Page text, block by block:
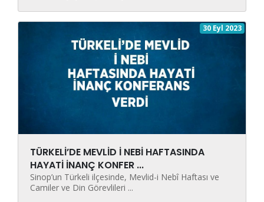
30 Eyl 2023
TÜRKELİ’DE MEVLİD İ NEBİ HAFTASINDA
HAYATİ İNANÇ KONFER ...
Sinop’un Türkeli ilçesinde, Mevlid-i Nebî Haftası ve
Camiler ve Din Görevlileri ...